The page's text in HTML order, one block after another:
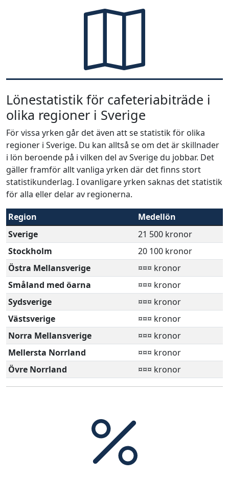
Lönestatistik för cafeteriabiträde i
olika regioner i Sverige
För vissa yrken går det även att se statistik för olika
regioner i Sverige. Du kan alltså se om det är skillnader
i lön beroende på i vilken del av Sverige du jobbar. Det
gäller framför allt vanliga yrken där det finns stort
statistikunderlag. I ovanligare yrken saknas det statistik
för alla eller delar av regionerna.
Region
Medellön
Sverige
21 500 kronor
Stockholm
20 100 kronor
Östra Mellansverige
¤¤¤ kronor
Småland med öarna
¤¤¤ kronor
Sydsverige
¤¤¤ kronor
Västsverige
¤¤¤ kronor
Norra Mellansverige
¤¤¤ kronor
Mellersta Norrland
¤¤¤ kronor
Övre Norrland
¤¤¤ kronor